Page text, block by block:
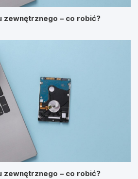
zewnętrznego – co robić?
zewnętrznego – co robić?